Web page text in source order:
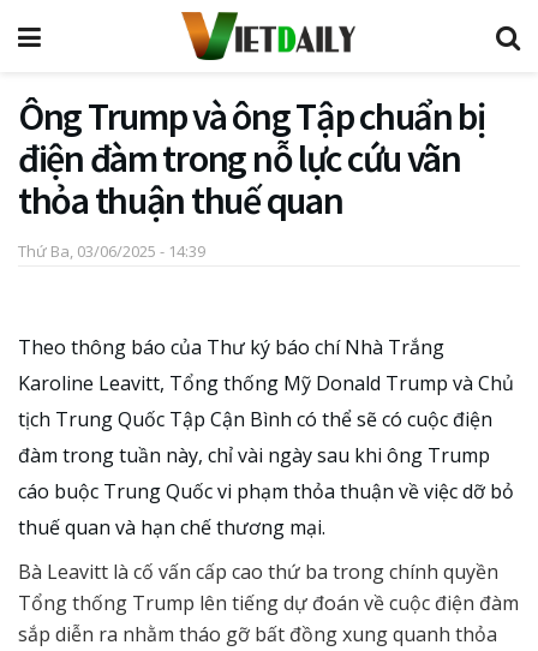
Ông Trump và ông Tập chuẩn bị
điện đàm trong nỗ lực cứu vãn
thỏa thuận thuế quan
Thứ Ba, 03/06/2025 - 14:39
Theo thông báo của Thư ký báo chí Nhà Trắng
Karoline Leavitt, Tổng thống Mỹ Donald Trump và Chủ
tịch Trung Quốc Tập Cận Bình có thể sẽ có cuộc điện
đàm trong tuần này, chỉ vài ngày sau khi ông Trump
cáo buộc Trung Quốc vi phạm thỏa thuận về việc dỡ bỏ
thuế quan và hạn chế thương mại.
Bà Leavitt là cố vấn cấp cao thứ ba trong chính quyền
Tổng thống Trump lên tiếng dự đoán về cuộc điện đàm
sắp diễn ra nhằm tháo gỡ bất đồng xung quanh thỏa